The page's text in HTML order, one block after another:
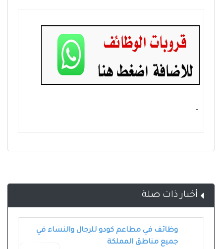
- ‏
أخبار ذات صلة
وظائف في مطاعم كودو للرجال والنساء في
جميع مناطق المملكة